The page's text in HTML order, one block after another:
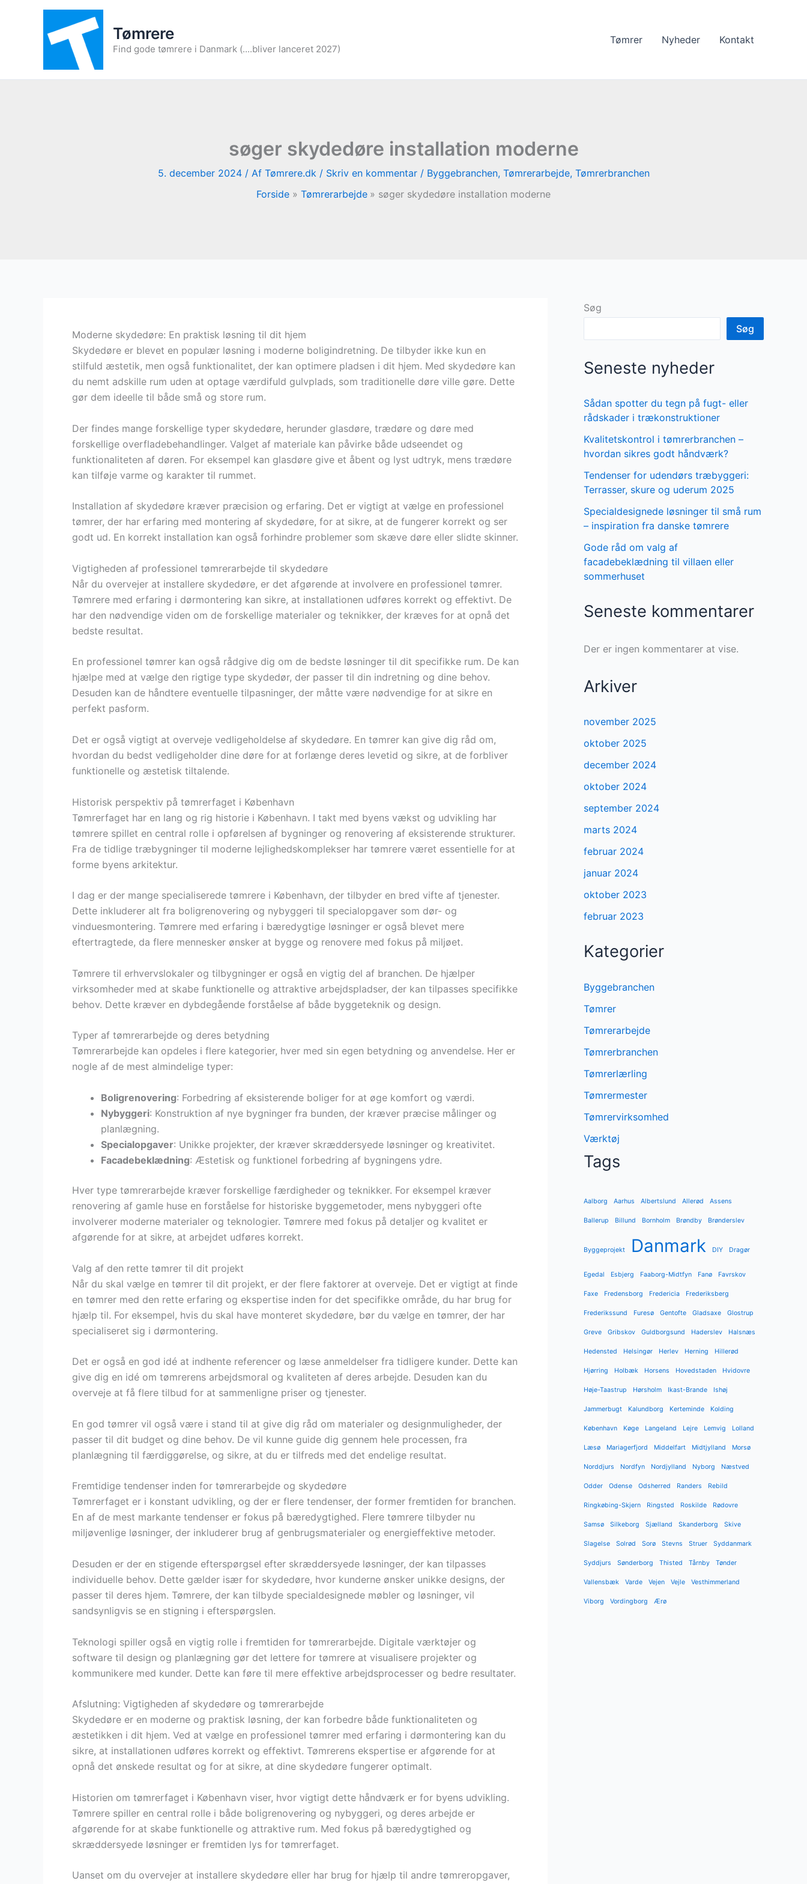
Tømrere
Find gode tømrere i Danmark (....bliver lanceret 2027)
Tømrer Nyheder Kontakt
søger skydedøre installation moderne
5. december 2024 / Af Tømrere.dk / Skriv en kommentar / Byggebranchen, Tømrerarbejde, Tømrerbranchen
Forside
Tømrerarbejde søger skydedøre installation moderne
Moderne skydedøre: En praktisk løsning til dit hjem
Skydedøre er blevet en populær løsning i moderne boligindretning. De tilbyder ikke kun en
stilfuld æstetik, men også funktionalitet, der kan optimere pladsen i dit hjem. Med skydedøre kan
du nemt adskille rum uden at optage værdifuld gulvplads, som traditionelle døre ville gøre. Dette
gør dem ideelle til både små og store rum.
Der findes mange forskellige typer skydedøre, herunder glasdøre, trædøre og døre med
forskellige overfladebehandlinger. Valget af materiale kan påvirke både udseendet og
funktionaliteten af døren. For eksempel kan glasdøre give et åbent og lyst udtryk, mens trædøre
kan tilføje varme og karakter til rummet.
Installation af skydedøre kræver præcision og erfaring. Det er vigtigt at vælge en professionel
tømrer, der har erfaring med montering af skydedøre, for at sikre, at de fungerer korrekt og ser
godt ud. En korrekt installation kan også forhindre problemer som skæve døre eller slidte skinner.
Vigtigheden af professionel tømrerarbejde til skydedøre
Når du overvejer at installere skydedøre, er det afgørende at involvere en professionel tømrer.
Tømrere med erfaring i dørmontering kan sikre, at installationen udføres korrekt og effektivt. De
har den nødvendige viden om de forskellige materialer og teknikker, der kræves for at opnå det
bedste resultat.
En professionel tømrer kan også rådgive dig om de bedste løsninger til dit specifikke rum. De kan
hjælpe med at vælge den rigtige type skydedør, der passer til din indretning og dine behov.
Desuden kan de håndtere eventuelle tilpasninger, der måtte være nødvendige for at sikre en
perfekt pasform.
Det er også vigtigt at overveje vedligeholdelse af skydedøre. En tømrer kan give dig råd om,
hvordan du bedst vedligeholder dine døre for at forlænge deres levetid og sikre, at de forbliver
funktionelle og æstetisk tiltalende.
Historisk perspektiv på tømrerfaget i København
Tømrerfaget har en lang og rig historie i København. I takt med byens vækst og udvikling har
tømrere spillet en central rolle i opførelsen af bygninger og renovering af eksisterende strukturer.
Fra de tidlige træbygninger til moderne lejlighedskomplekser har tømrere været essentielle for at
forme byens arkitektur.
I dag er der mange specialiserede tømrere i København, der tilbyder en bred vifte af tjenester.
Dette inkluderer alt fra boligrenovering og nybyggeri til specialopgaver som dør- og
vinduesmontering. Tømrere med erfaring i bæredygtige løsninger er også blevet mere
eftertragtede, da flere mennesker ønsker at bygge og renovere med fokus på miljøet.
Tømrere til erhvervslokaler og tilbygninger er også en vigtig del af branchen. De hjælper
virksomheder med at skabe funktionelle og attraktive arbejdspladser, der kan tilpasses specifikke
behov. Dette kræver en dybdegående forståelse af både byggeteknik og design.
Typer af tømrerarbejde og deres betydning
Tømrerarbejde kan opdeles i flere kategorier, hver med sin egen betydning og anvendelse. Her er
nogle af de mest almindelige typer:
Boligrenovering: Forbedring af eksisterende boliger for at øge komfort og værdi.
Nybyggeri: Konstruktion af nye bygninger fra bunden, der kræver præcise målinger og
planlægning.
Specialopgaver: Unikke projekter, der kræver skræddersyede løsninger og kreativitet.
Facadebeklædning: Æstetisk og funktionel forbedring af bygningens ydre.
Hver type tømrerarbejde kræver forskellige færdigheder og teknikker. For eksempel kræver
renovering af gamle huse en forståelse for historiske byggemetoder, mens nybyggeri ofte
involverer moderne materialer og teknologier. Tømrere med fokus på detaljer og kvalitet er
afgørende for at sikre, at arbejdet udføres korrekt.
Valg af den rette tømrer til dit projekt
Når du skal vælge en tømrer til dit projekt, er der flere faktorer at overveje. Det er vigtigt at finde
en tømrer med den rette erfaring og ekspertise inden for det specifikke område, du har brug for
hjælp til. For eksempel, hvis du skal have monteret skydedøre, bør du vælge en tømrer, der har
specialiseret sig i dørmontering.
Det er også en god idé at indhente referencer og læse anmeldelser fra tidligere kunder. Dette kan
give dig en idé om tømrerens arbejdsmoral og kvaliteten af deres arbejde. Desuden kan du
overveje at få flere tilbud for at sammenligne priser og tjenester.
En god tømrer vil også være i stand til at give dig råd om materialer og designmuligheder, der
passer til dit budget og dine behov. De vil kunne guide dig gennem hele processen, fra
planlægning til færdiggørelse, og sikre, at du er tilfreds med det endelige resultat.
Fremtidige tendenser inden for tømrerarbejde og skydedøre
Tømrerfaget er i konstant udvikling, og der er flere tendenser, der former fremtiden for branchen.
En af de mest markante tendenser er fokus på bæredygtighed. Flere tømrere tilbyder nu
miljøvenlige løsninger, der inkluderer brug af genbrugsmaterialer og energieffektive metoder.
Desuden er der en stigende efterspørgsel efter skræddersyede løsninger, der kan tilpasses
individuelle behov. Dette gælder især for skydedøre, hvor kunderne ønsker unikke designs, der
passer til deres hjem. Tømrere, der kan tilbyde specialdesignede møbler og løsninger, vil
sandsynligvis se en stigning i efterspørgslen.
Teknologi spiller også en vigtig rolle i fremtiden for tømrerarbejde. Digitale værktøjer og
software til design og planlægning gør det lettere for tømrere at visualisere projekter og
kommunikere med kunder. Dette kan føre til mere effektive arbejdsprocesser og bedre resultater.
Afslutning: Vigtigheden af skydedøre og tømrerarbejde
Skydedøre er en moderne og praktisk løsning, der kan forbedre både funktionaliteten og
æstetikken i dit hjem. Ved at vælge en professionel tømrer med erfaring i dørmontering kan du
sikre, at installationen udføres korrekt og effektivt. Tømrerens ekspertise er afgørende for at
opnå det ønskede resultat og for at sikre, at dine skydedøre fungerer optimalt.
Historien om tømrerfaget i København viser, hvor vigtigt dette håndværk er for byens udvikling.
Tømrere spiller en central rolle i både boligrenovering og nybyggeri, og deres arbejde er
afgørende for at skabe funktionelle og attraktive rum. Med fokus på bæredygtighed og
skræddersyede løsninger er fremtiden lys for tømrerfaget.
Uanset om du overvejer at installere skydedøre eller har brug for hjælp til andre tømreropgaver,
Søg
Søg
Seneste nyheder
Sådan spotter du tegn på fugt- eller
rådskader i trækonstruktioner
Kvalitetskontrol i tømrerbranchen –
hvordan sikres godt håndværk?
Tendenser for udendørs træbyggeri:
Terrasser, skure og uderum 2025
Specialdesignede løsninger til små rum
– inspiration fra danske tømrere
Gode råd om valg af
facadebeklædning til villaen eller
sommerhuset
Seneste kommentarer
Der er ingen kommentarer at vise.
Arkiver
november 2025
oktober 2025
december 2024
oktober 2024
september 2024
marts 2024
februar 2024
januar 2024
oktober 2023
februar 2023
Kategorier
Byggebranchen
Tømrer
Tømrerarbejde
Tømrerbranchen
Tømrerlærling
Tømrermester
Tømrervirksomhed
Værktøj
Tags
Aalborg Aarhus Albertslund Allerød Assens
Ballerup Billund Bornholm Brøndby Brønderslev
Byggeprojekt Danmark DIY Dragør
Egedal Esbjerg Faaborg-Midtfyn Fanø Favrskov
Faxe Fredensborg Fredericia Frederiksberg
Frederikssund Furesø Gentofte Gladsaxe Glostrup
Greve Gribskov Guldborgsund Haderslev Halsnæs
Hedensted Helsingør Herlev Herning Hillerød
Hjørring Holbæk Horsens Hovedstaden Hvidovre
Høje-Taastrup Hørsholm Ikast-Brande Ishøj
Jammerbugt Kalundborg Kerteminde Kolding
København Køge Langeland Lejre Lemvig Lolland
Læsø Mariagerfjord Middelfart Midtjylland Morsø
Norddjurs Nordfyn Nordjylland Nyborg Næstved
Odder Odense Odsherred Randers Rebild
Ringkøbing-Skjern Ringsted Roskilde Rødovre
Samsø Silkeborg Sjælland Skanderborg Skive
Slagelse Solrød Sorø Stevns Struer Syddanmark
Syddjurs Sønderborg Thisted Tårnby Tønder
Vallensbæk Varde Vejen Vejle Vesthimmerland
Viborg Vordingborg Ærø